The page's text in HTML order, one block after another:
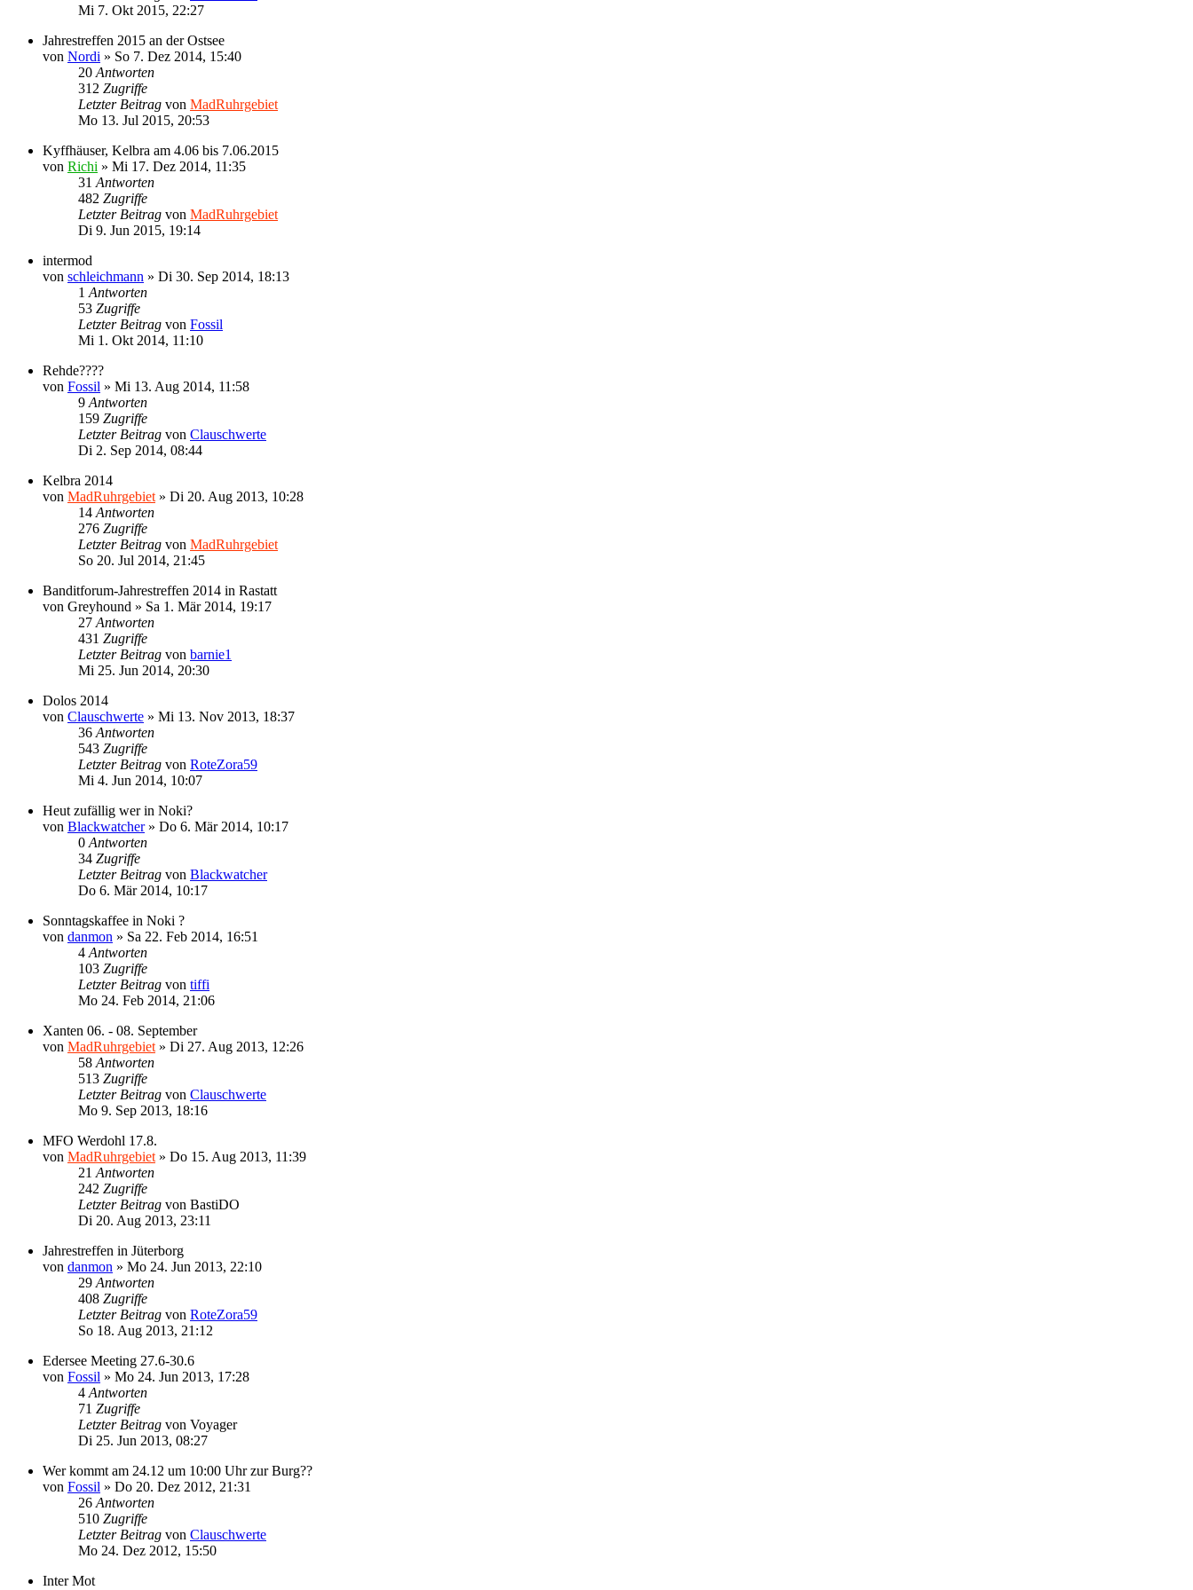
Mi 7. Okt 2015, 22:27
Jahrestreffen 2015 an der Ostsee
von Nordi » So 7. Dez 2014, 15:40
20 Antworten
312 Zugriffe
Letzter Beitrag von MadRuhrgebiet
Mo 13. Jul 2015, 20:53
Kyffhäuser, Kelbra am 4.06 bis 7.06.2015
von Richi » Mi 17. Dez 2014, 11:35
31 Antworten
482 Zugriffe
Letzter Beitrag von MadRuhrgebiet
Di 9. Jun 2015, 19:14
intermod
von schleichmann » Di 30. Sep 2014, 18:13
1 Antworten
53 Zugriffe
Letzter Beitrag von Fossil
Mi 1. Okt 2014, 11:10
Rehde????
von Fossil » Mi 13. Aug 2014, 11:58
9 Antworten
159 Zugriffe
Letzter Beitrag von Clauschwerte
Di 2. Sep 2014, 08:44
Kelbra 2014
von MadRuhrgebiet » Di 20. Aug 2013, 10:28
14 Antworten
276 Zugriffe
Letzter Beitrag von MadRuhrgebiet
So 20. Jul 2014, 21:45
Banditforum-Jahrestreffen 2014 in Rastatt
von Greyhound » Sa 1. Mär 2014, 19:17
27 Antworten
431 Zugriffe
Letzter Beitrag von barnie1
Mi 25. Jun 2014, 20:30
Dolos 2014
von Clauschwerte » Mi 13. Nov 2013, 18:37
36 Antworten
543 Zugriffe
Letzter Beitrag von RoteZora59
Mi 4. Jun 2014, 10:07
Heut zufällig wer in Noki?
von Blackwatcher» Do 6. Mär 2014, 10:17
0 Antworten
34 Zugriffe
Letzter Beitrag von Blackwatcher
Do 6. Mär 2014, 10:17
Sonntagskaffee in Noki ?
von danmon » Sa 22. Feb 2014, 16:51
4 Antworten
103 Zugriffe
Letzter Beitrag von tiffi
Mo 24. Feb 2014, 21:06
Xanten 06. - 08. September
von MadRuhrgebiet » Di 27. Aug 2013, 12:26
58 Antworten
513 Zugriffe
Letzter Beitrag von Clauschwerte
Mo 9. Sep 2013, 18:16
MFO Werdohl 17.8.
von MadRuhrgebiet » Do 15. Aug 2013, 11:39
21 Antworten
242 Zugriffe
Letzter Beitrag von BastiDO
Di 20. Aug 2013, 23:11
Jahrestreffen in Jüterborg
von danmon » Mo 24. Jun 2013, 22:10
29 Antworten
408 Zugriffe
Letzter Beitrag von RoteZora59
So 18. Aug 2013, 21:12
Edersee Meeting 27.6-30.6
von Fossil » Mo 24. Jun 2013, 17:28
4 Antworten
71 Zugriffe
Letzter Beitrag von Voyager
Di 25. Jun 2013, 08:27
Wer kommt am 24.12 um 10:00 Uhr zur Burg??
von Fossil » Do 20. Dez 2012, 21:31
26 Antworten
510 Zugriffe
Letzter Beitrag von Clauschwerte
Mo 24. Dez 2012, 15:50
Inter Mot